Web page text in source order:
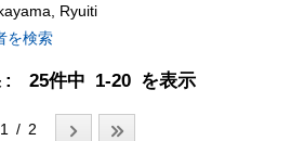
Ryuiti
を検索
25件中 1-20 を表示
1 / 2